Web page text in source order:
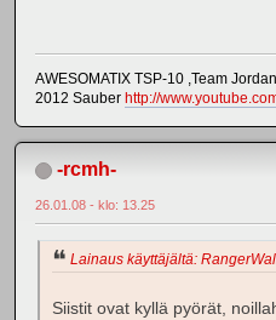
AWESOMATIX TSP-10 ,Team
2012 Sauber http://
-rcmh-
26.01.08 - klo: 13.25
Lainaus käyttäjältä:
Siistit ovat kyllä pyörät,